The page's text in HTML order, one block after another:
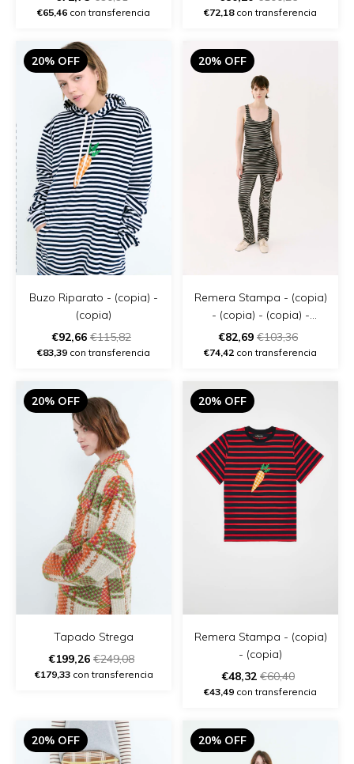
€65,46 con transferencia €72,18con transferencia
20% OFF
Buzo Riparato - (copia) -
(copia)
€92,66 €115,82
€83,39 con transferencia
20% OFF
Remera Stampa - (copia)
- (copia) - (copia) -
(copia) - (copia) - (copia)
€82,69 €103,36
€74,42 con transferencia
20% OFF
Tapado Strega
€199,26 €249,08
€179,33con transferencia
20% OFF
Remera Stampa - (copia)
- (copia)
€48,32 €60,40
€43,49 con transferencia
20% OFF 20% OFF